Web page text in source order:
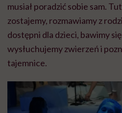
musiał poradzić sobie sam.
zostajemy, rozmawiamy z
dostępni dla dzieci, bawimy
wysłuchujemy zwierzeń i
tajemnice.